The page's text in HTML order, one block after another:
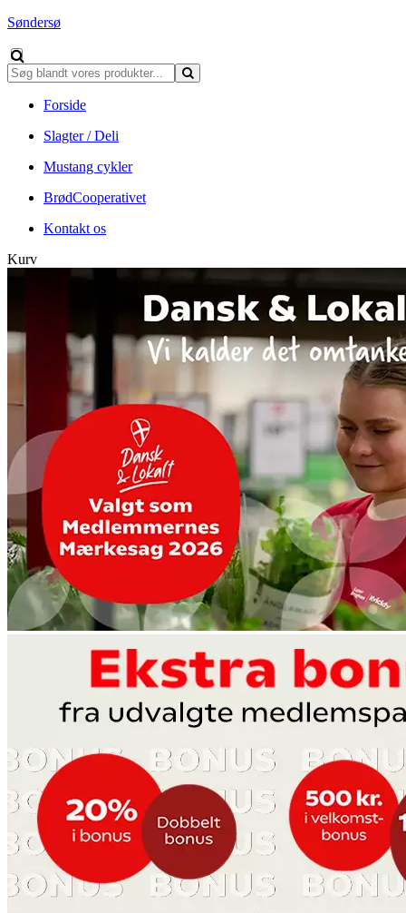
Søndersø
Forside
Slagter / Deli
Mustang cykler
BrødCooperativet
Kontakt os
Kurv